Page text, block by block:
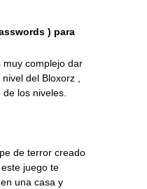
) para
muy complejo dar
del Bloxorz ,
los niveles.
de terror creado
juego te
una casa y